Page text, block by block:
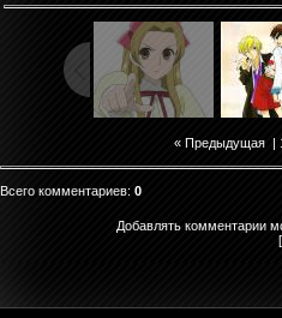
« Предыдущая |
Всего комментариев: 0
Добавлять комментарии